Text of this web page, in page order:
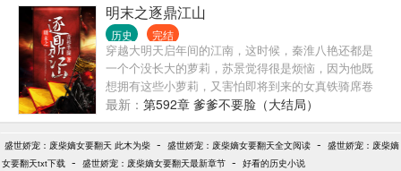
明末之逐鼎江山
历史 完结
穿越大明天启年间的江南，这时候，秦淮八艳还都是
一个个没长大的萝莉，苏景觉得很是烦恼，因为他既
想拥有这些小萝莉，又害怕即将到来的女真铁骑席卷
江南，坏了他的一场好梦。更可恶的是，他这个混混
还一路混到了高位，斗东林、诛倭寇、抗女真、灭魏
忠贤。文人士子称他为伪君子、真小人，那些祸国殃
民的奸人对他恨之入骨！且看苏景如何......
最新： 第592章 爹爹不要脸（大结局）
盛世娇宠：废柴嫡女要翻天 此木为柴 - 盛世娇宠：废柴嫡女要翻天全文阅读 - 盛世娇宠：废柴嫡
女要翻天txt下载 - 盛世娇宠：废柴嫡女要翻天最新章节 - 好看的历史小说